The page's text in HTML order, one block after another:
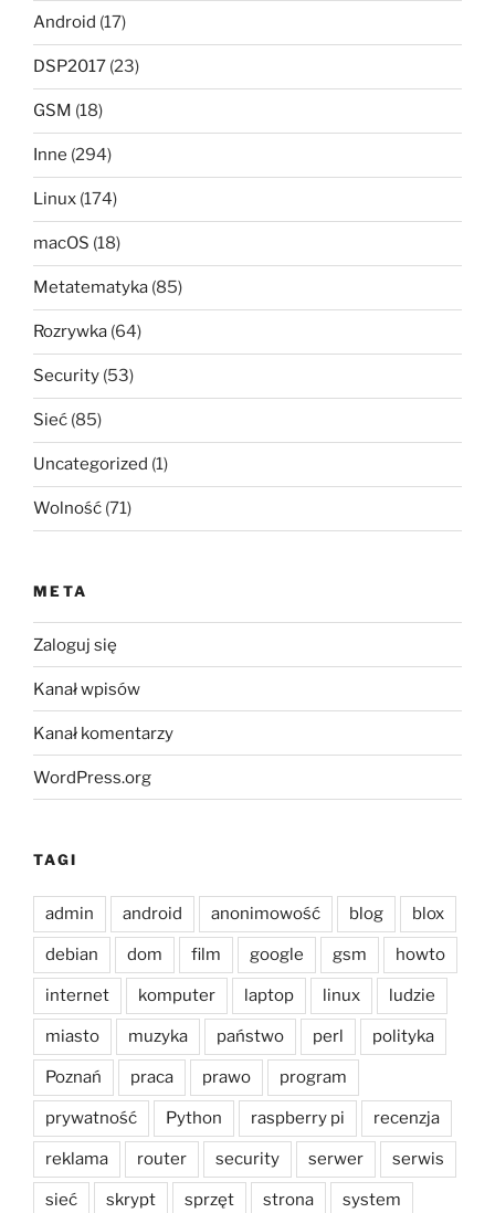
Android (17)
DSP2017 (23)
GSM (18)
Inne (294)
Linux (174)
macOS (18)
Metatematyka (85)
Rozrywka (64)
Security (53)
Sieć (85)
Uncategorized (1)
Wolność (71)
META
Zaloguj się
Kanał wpisów
Kanał komentarzy
WordPress.org
TAGI
admin android anonimowość blog blox
debian dom film google gsm howto
internet komputer laptop linux ludzie
miasto muzyka państwo perl polityka
Poznań praca prawo program
prywatność Python raspberry pi recenzja
reklama router security serwer serwis
sieć skrypt sprzęt strona system